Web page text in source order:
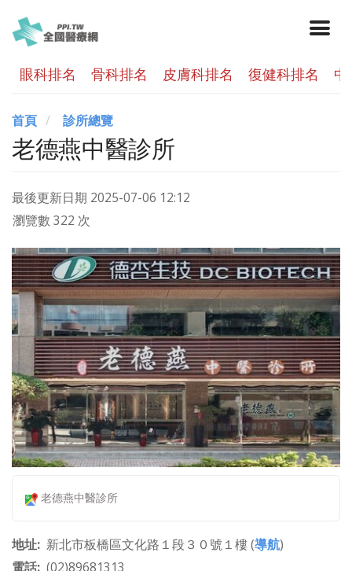
眼科排名 骨科排名 皮膚科排名 復健科排名
首頁 診所總覽
老德燕中醫診所
最後更新日期 2025-07-06 12:12
瀏覽數 322 次
老德燕中醫診所
地址 新北市板橋區文化路１段３０號１樓 (導航)
電話 (02)89681313